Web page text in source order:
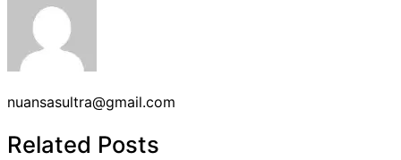
nuansasultra@gmail.com
Related Posts